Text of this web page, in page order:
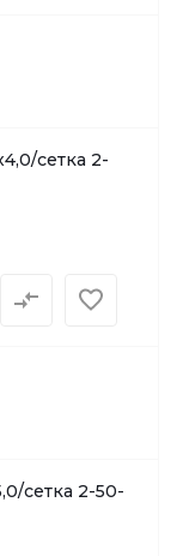
сетка 2-
сетка 2-50-